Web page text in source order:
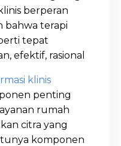
berperan
bahwa terapi
tepat
efektif, rasional
klinis
penting
rumah
citra yang
komponen